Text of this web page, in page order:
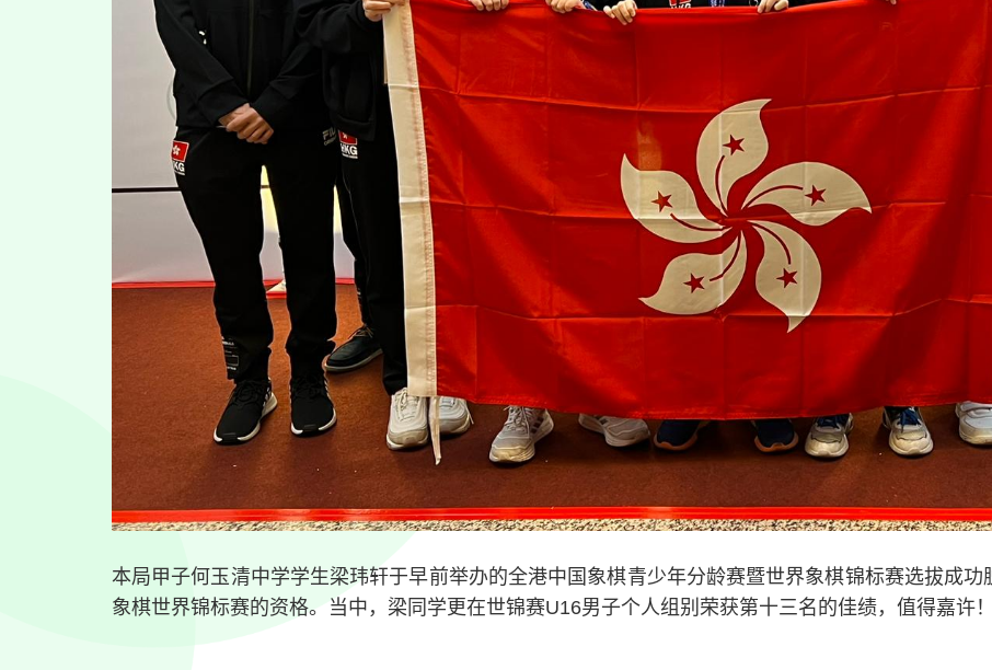
本局甲子何玉清中学学生梁玮轩于早前举办的全港中国象棋青少年分龄赛暨世界象棋锦标赛选拔成
象棋世界锦标赛的资格。当中，梁同学更在世锦赛U16男子个人组别荣获第十三名的佳绩，值得嘉许！